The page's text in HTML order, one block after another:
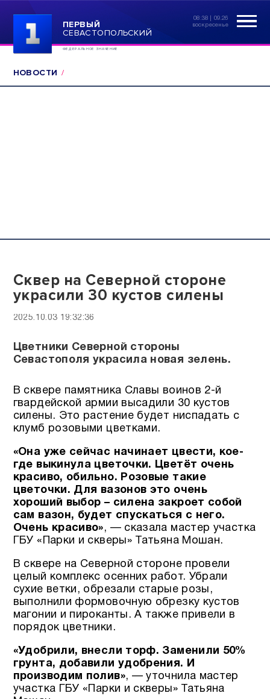
ПЕРВЫЙ
СЕВАСТОПОЛЬСКИЙ
ФЕДЕРАЛЬНОЕ ЗНАЧЕНИЕ
08:38 | 09.26
воскресенье
НОВОСТИ
Сквер на Северной стороне
украсили 30 кустов силены
2025.10.03 19:32:36
Цветники Северной стороны
Севастополя украсила новая зелень.
В сквере памятника Славы воинов 2-й
гвардейской армии высадили 30 кустов
силены. Это растение будет ниспадать с
клумб розовыми цветками.
«Она уже сейчас начинает цвести, кое-
где выкинула цветочки. Цветёт очень
красиво, обильно. Розовые такие
цветочки. Для вазонов это очень
хороший выбор – силена закроет собой
сам вазон, будет спускаться с него.
Очень красиво», — сказала мастер участка
ГБУ «Парки и скверы» Татьяна Мошан.
В сквере на Северной стороне провели
целый комплекс осенних работ. Убрали
сухие ветки, обрезали старые розы,
выполнили формовочную обрезку кустов
магонии и пироканты. А также привели в
порядок цветники.
«Удобрили, внесли торф. Заменили 50%
грунта, добавили удобрения. И
производим полив», — уточнила мастер
участка ГБУ «Парки и скверы» Татьяна